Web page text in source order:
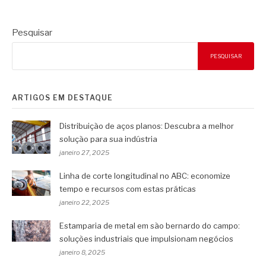
Pesquisar
PESQUISAR
ARTIGOS EM DESTAQUE
Distribuição de aços planos: Descubra a melhor
solução para sua indústria
janeiro 27, 2025
Linha de corte longitudinal no ABC: economize
tempo e recursos com estas práticas
janeiro 22, 2025
Estamparia de metal em são bernardo do campo:
soluções industriais que impulsionam negócios
janeiro 8, 2025